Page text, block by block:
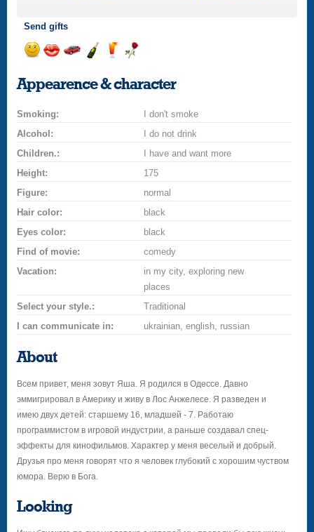
Send gifts
smile
a
champagne
drinkflower
Appearence & character
Smoking:
I don't smoke
Alcohol:
I do not drink
Children.:
I have and want more
Height:
175
Figure:
normal
Hair color:
black
Eyes color:
black
Find of movie:
comedy
Vacation:
in my city, exploring new
places
Select your style.:
Traditional
I can communicate in:
ukrainian, english, russian
About
Всем привет, меня зовут Яша. Я родился в Одессе. Давно
эммигрировал в Америку и живу в Лос Анжелесе. Я разведен и
имею двух детей: старшему 16, младшей - 7. Работаю
программистом в игровой индустрии, а раньше создавал спец-
эффекты для кинофильмов. Характер у меня веселый и добрый.
Друзья про меня говорят что я человек глубокий с хорошим чуством
юмора. Верю в Бога.
Looking